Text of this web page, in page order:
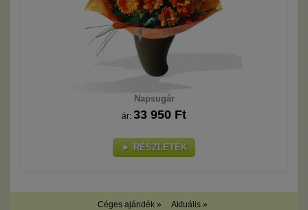
Napsugár
ár: 33 950 Ft
► RÉSZLETEK
Céges ajándék » Aktuális »